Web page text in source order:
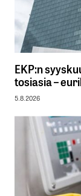
EKP:n
tosiasia –
5.8.2026